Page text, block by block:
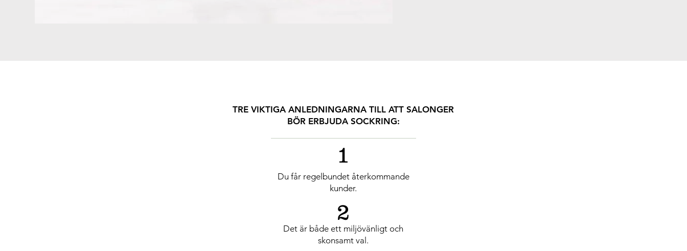
TRE VIKTIGA ANLEDNINGARNA TILL ATT SALONGER
BÖR ERBJUDA SOCKRING:
1
Du får regelbundet återkommande
kunder.
2
Det är både ett miljövänligt och
skonsamt val.